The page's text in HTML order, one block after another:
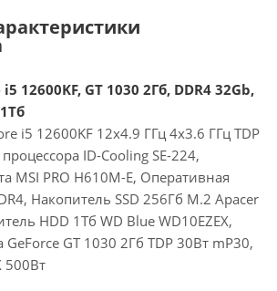
12600KF, GT 1030 2Гб, DDR4 32Gb,
i5 12600KF 12x4.9 ГГц 4x3.6 ГГц TDP
ID-Cooling SE-224,
MSI PRO H610M-E, Оперативная
Накопитель SSD 256Гб M.2 Apacer
HDD 1Тб WD Blue WD10EZEX,
GT 1030 2Гб TDP 30Вт mP30,
500Вт